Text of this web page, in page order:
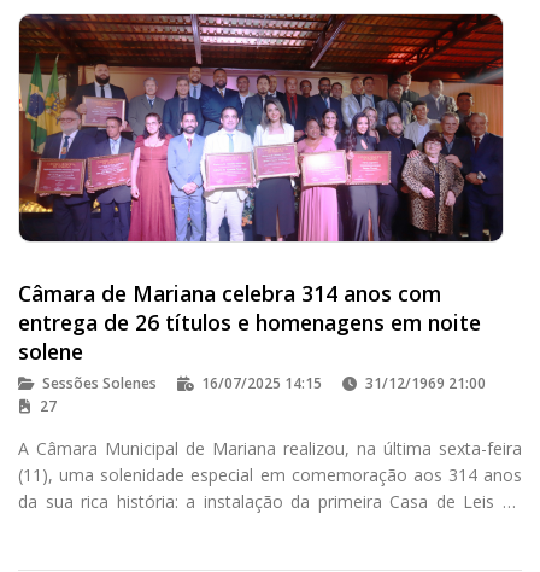
Câmara de Mariana celebra 314 anos com
entrega de 26 títulos e homenagens em noite
solene
Sessões Solenes 16/07/2025 14:15
31/12/1969 21:00
27
A Câmara Municipal de Mariana realizou, na última sexta-feira
(11), uma solenidade especial em comemoração aos 314 anos
da sua rica história: a instalação da primeira Casa de Leis de